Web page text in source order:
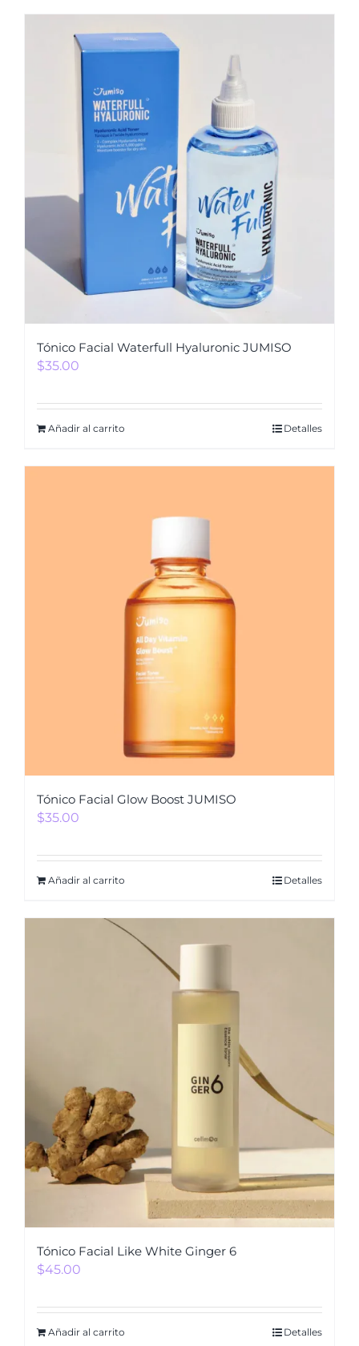
Tónico Facial Waterfull Hyaluronic JUMISO
$35.00
Añadir al carrito Detalles
Tónico Facial Glow Boost JUMISO
$35.00
Añadir al carrito Detalles
Tónico Facial Like White Ginger 6
$45.00
Añadir al carrito Detalles